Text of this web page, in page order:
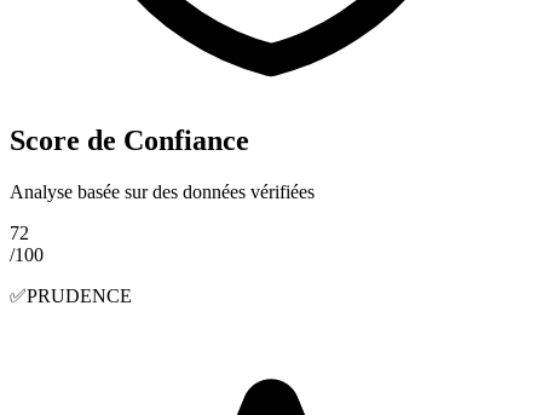
Score de Confiance
Analyse basée sur des données vérifiées
72
/100
✅PRUDENCE